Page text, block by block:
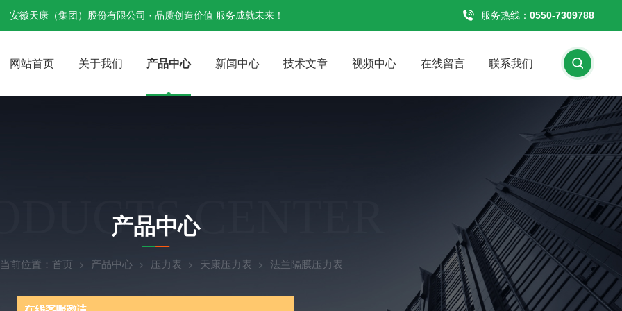
安徽天康（集团）股份有限公司 · 品质创造价值 服务成就未来！ 服务热线： 0550-7309788
网站首页 关于我们 产品中心 新闻中心 技术文章 视频中心 在线留言 联系我们
CENTER
产品中心
当前位置： 首页 产品中心 压力表 天康压力表 法兰隔膜压力表